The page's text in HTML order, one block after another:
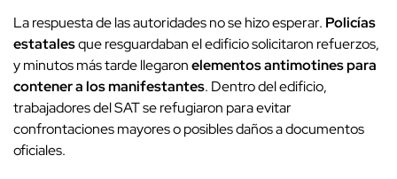
La respuesta de las autoridades no se hizo esperar. Policías
estatalesque resguardaban el edificio solicitaron refuerzos,
y minutos más tarde llegaronelementos antimotines para
contener a los manifestantes. Dentro del edificio,
trabajadores del SAT se refugiaron para evitar
confrontaciones mayores o posibles daños a documentos
oficiales.